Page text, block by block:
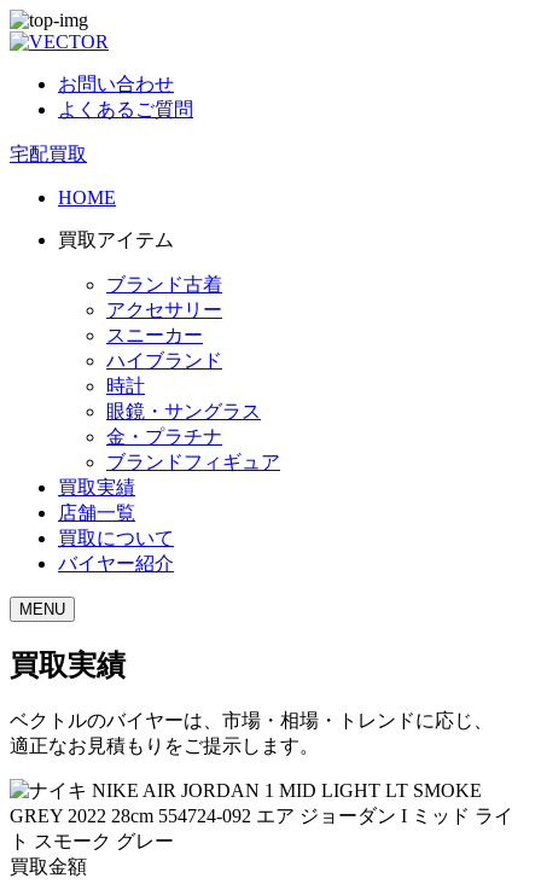
お問い合わせ
よくあるご質問
宅配買取
HOME
買取アイテム
ブランド古着
アクセサリー
スニーカー
ハイブランド
時計
眼鏡・サングラス
金・プラチナ
ブランドフィギュア
買取実績
店舗一覧
買取について
バイヤー紹介
MENU
買取実績
ベクトルのバイヤーは、市場・相場・トレンドに応じ、
適正なお見積もりをご提示します。
買取金額